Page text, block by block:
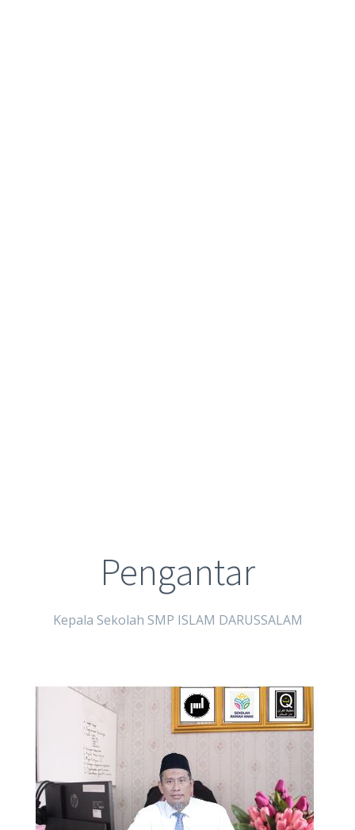
Pengantar
Kepala Sekolah SMP ISLAM DARUSSALAM